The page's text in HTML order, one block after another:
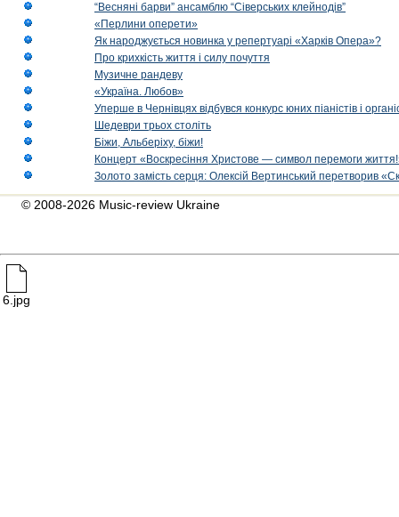
“Весняні барви” ансамблю “Сіверських клейнодів”
«Перлини оперети»
Як народжується новинка у репертуарі «Харків Опера»?
Про крихкість життя і силу почуття
Музичне рандеву
«Україна. Любов»
Уперше в Чернівцях відбувся конкурс юних піаністів і
Шедеври трьох століть
Біжи, Альберіху, біжи!
Концерт «Воскресіння Христове — символ перемоги
Золото замість серця: Олексій Вертинський перетворив
© 2008-2026 Music-review Ukraine
6.jpg